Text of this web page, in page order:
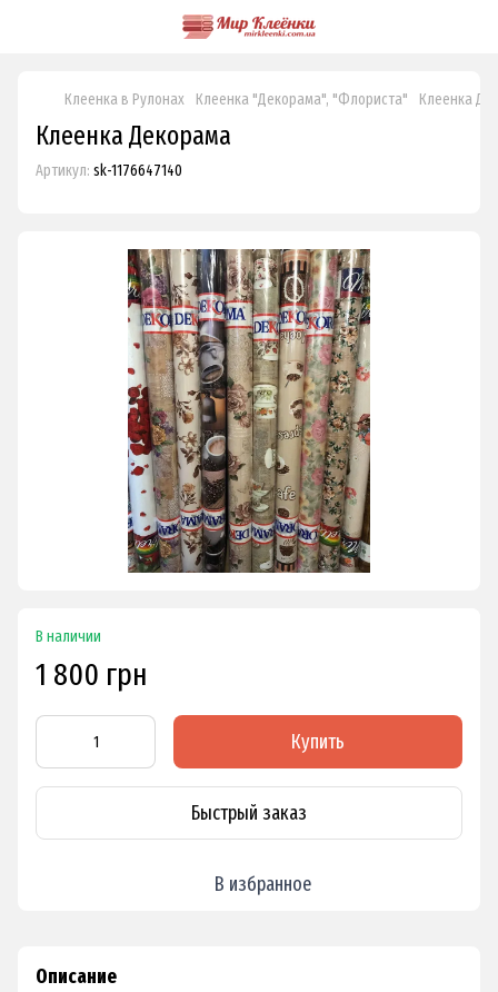
Клеенка в Рулонах Клеенка "Декорама", "Флориста" Клеенка
Клеенка Декорама
Артикул: sk-1176647140
В наличии
1 800 грн
Купить
Быстрый заказ
В избранное
Описание